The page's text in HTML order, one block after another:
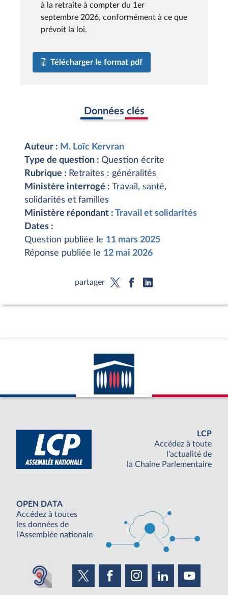
à la retraite à compter du 1er
septembre 2026, conformément à ce que
prévoit la loi.
Télécharger le format pdf
Données clés
Auteur : M. Loïc Kervran
Type de question : Question écrite
Rubrique : Retraites : généralités
Ministère interrogé : Travail, santé,
solidarités et familles
Ministère répondant : Travail et solidarités
Dates :
Question publiée le 11 mars 2025
Réponse publiée le 12 mai 2026
partager
LCP
Accédez à toute
l'actualité de
la Chaine Parlementaire
OPEN DATA
Accédez à toutes
les données de
l'Assemblée nationale